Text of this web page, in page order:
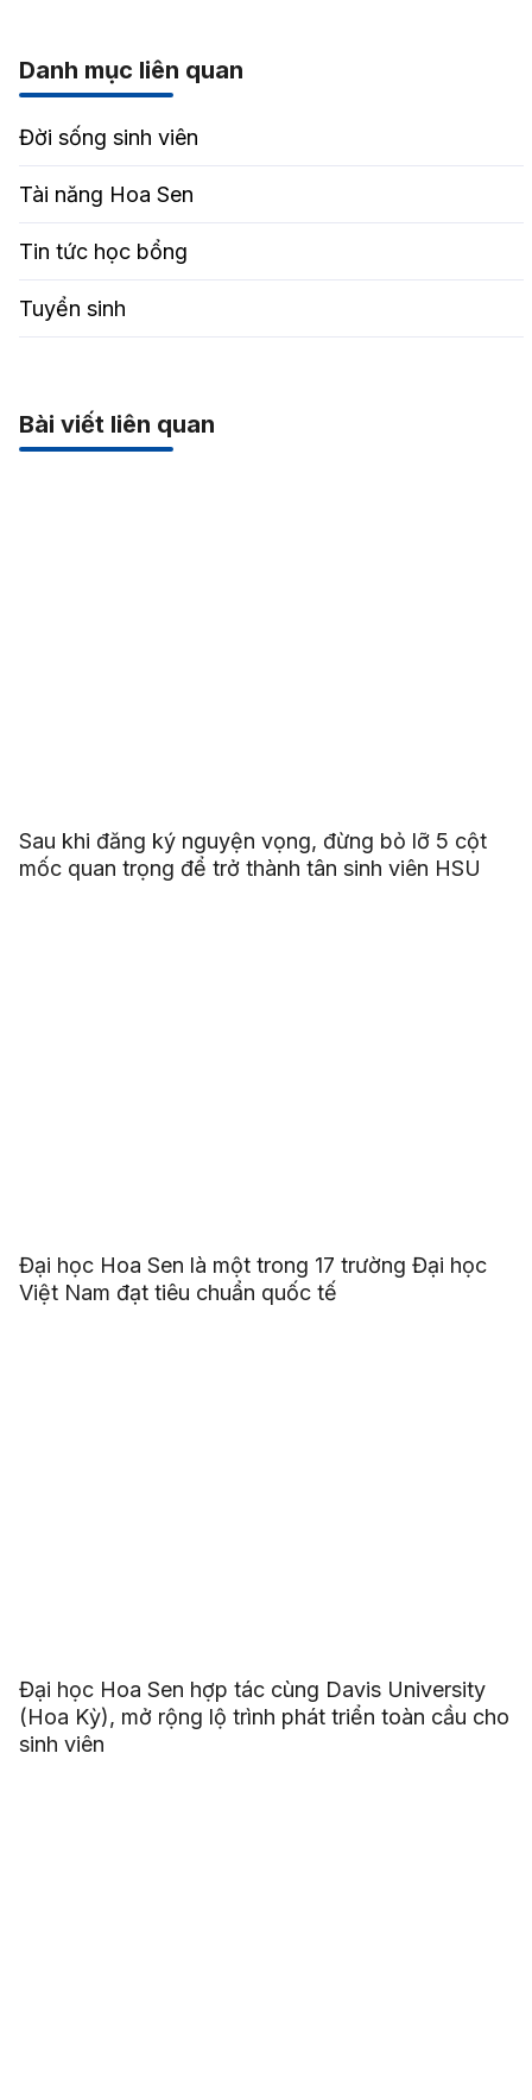
Danh mục liên quan
Đời sống sinh viên
Tài năng Hoa Sen
Tin tức học bổng
Tuyển sinh
Bài viết liên quan
Sau khi đăng ký nguyện vọng, đừng bỏ lỡ 5 cột
mốc quan trọng để trở thành tân sinh viên HSU
Đại học Hoa Sen là một trong 17 trường Đại học
Việt Nam đạt tiêu chuẩn quốc tế
Đại học Hoa Sen hợp tác cùng Davis University
(Hoa Kỳ), mở rộng lộ trình phát triển toàn cầu cho
sinh viên